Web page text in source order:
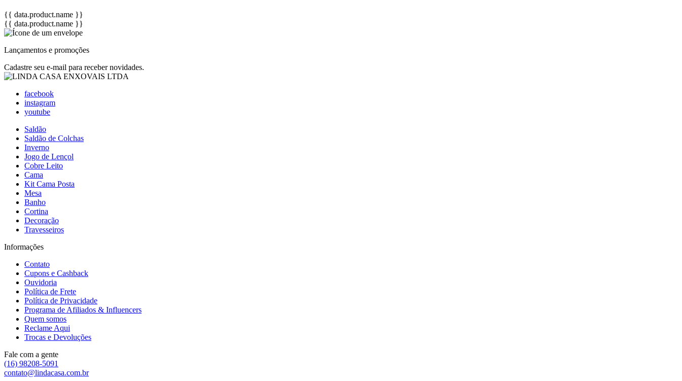
{{ data.product.name }}
{{ data.product.name }}
Lançamentos e promoções
Cadastre seu e-mail para receber novidades.
facebook
instagram
youtube
Saldão
Saldão de Colchas
Inverno
Jogo de Lençol
Cobre Leito
Cama
Kit Cama Posta
Mesa
Banho
Cortina
Decoração
Travesseiros
Informações
Contato
Cupons e Cashback
Ouvidoria
Política de Frete
Política de Privacidade
Programa de Afiliados & Influencers
Quem somos
Reclame Aqui
Trocas e Devoluções
Fale com a gente
(16) 98208-5091
contato@lindacasa.com.br